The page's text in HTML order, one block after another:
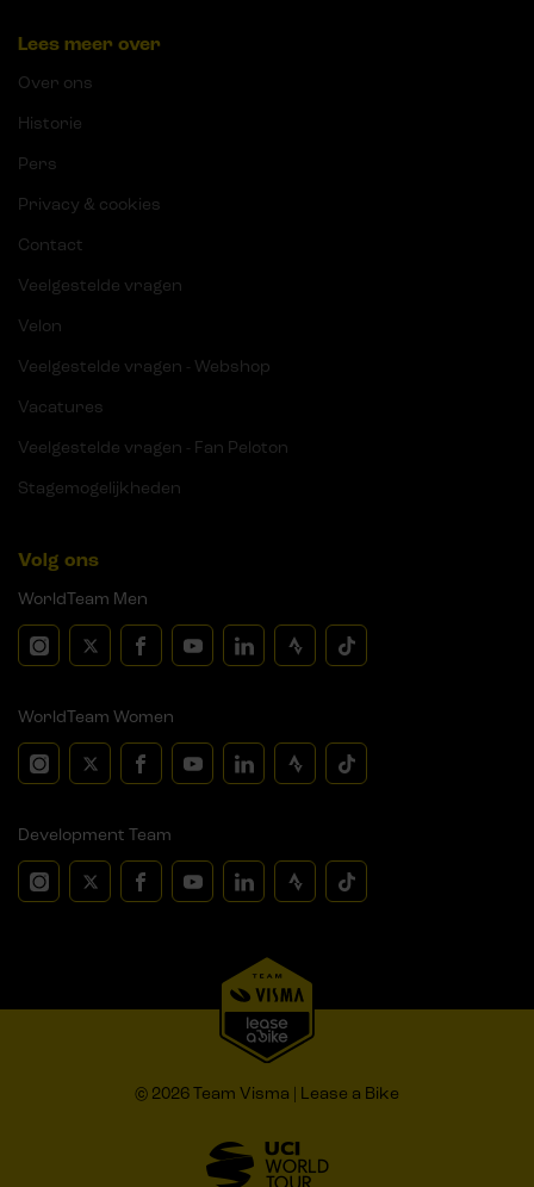
Lees meer over
Over ons
Historie
Pers
Privacy & cookies
Contact
Veelgestelde vragen
Velon
Veelgestelde vragen - Webshop
Vacatures
Veelgestelde vragen - Fan Peloton
Stagemogelijkheden
Volg ons
WorldTeam Men
WorldTeam Women
Development Team
© 2026 Team Visma | Lease a Bike